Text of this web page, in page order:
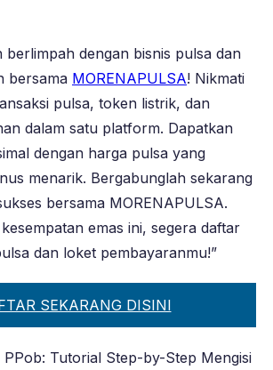
berlimpah dengan bisnis pulsa dan
bersama MORENAPULSA! Nikmati
pulsa, token listrik, dan
dalam satu platform. Dapatkan
dengan harga pulsa yang
menarik. Bergabunglah sekarang
bersama MORENAPULSA.
emas ini, segera daftar
dan loket pembayaranmu!”
SEKARANG DISINI
Tutorial Step-by-Step Mengisi